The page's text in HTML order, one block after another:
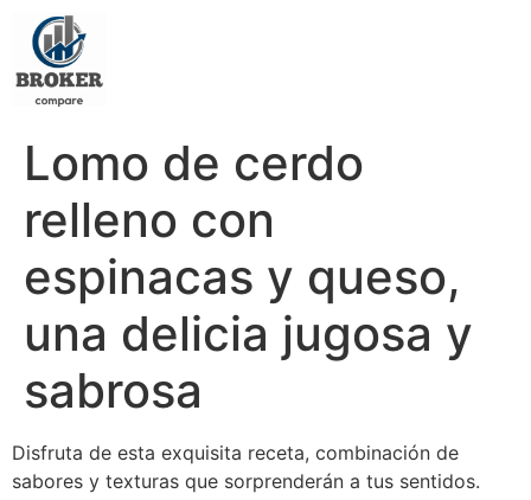
Lomo de cerdo
relleno con
espinacas y queso,
una delicia jugosa y
sabrosa
Disfruta de esta exquisita receta, combinación de
sabores y texturas que sorprenderán a tus sentidos.